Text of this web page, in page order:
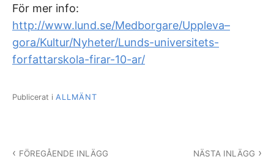
För mer info:
http://www.lund.se/Medborgare/Uppleva–
gora/Kultur/Nyheter/Lunds-universitets-
forfattarskola-firar-10-ar/
Publicerat i ALLMÄNT
FÖREGÅENDE INLÄGG NÄSTA INLÄGG